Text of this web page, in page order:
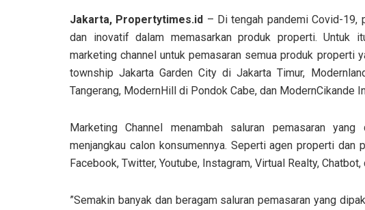
Jakarta, Propertytimes.id – Di tengah pandemi Covid-
dan inovatif dalam memasarkan produk properti. Untuk
marketing channel untuk pemasaran semua produk properti
township Jakarta Garden City di Jakarta Timur,
Tangerang, ModernHill di Pondok Cabe, dan ModernCikande
Marketing Channel menambah saluran pemasaran
menjangkau calon konsumennya. Seperti agen properti
Facebook, Twitter, Youtube, Instagram, Virtual Realty,
”Semakin banyak dan beragam saluran pemasaran yang